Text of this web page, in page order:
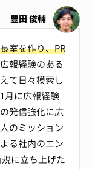
豊田 俊輔
室を作り、PR
報経験のある
て日々模索し
月に広報経験
発信強化に広
のミッション
る社内のエン
に立ち上げた